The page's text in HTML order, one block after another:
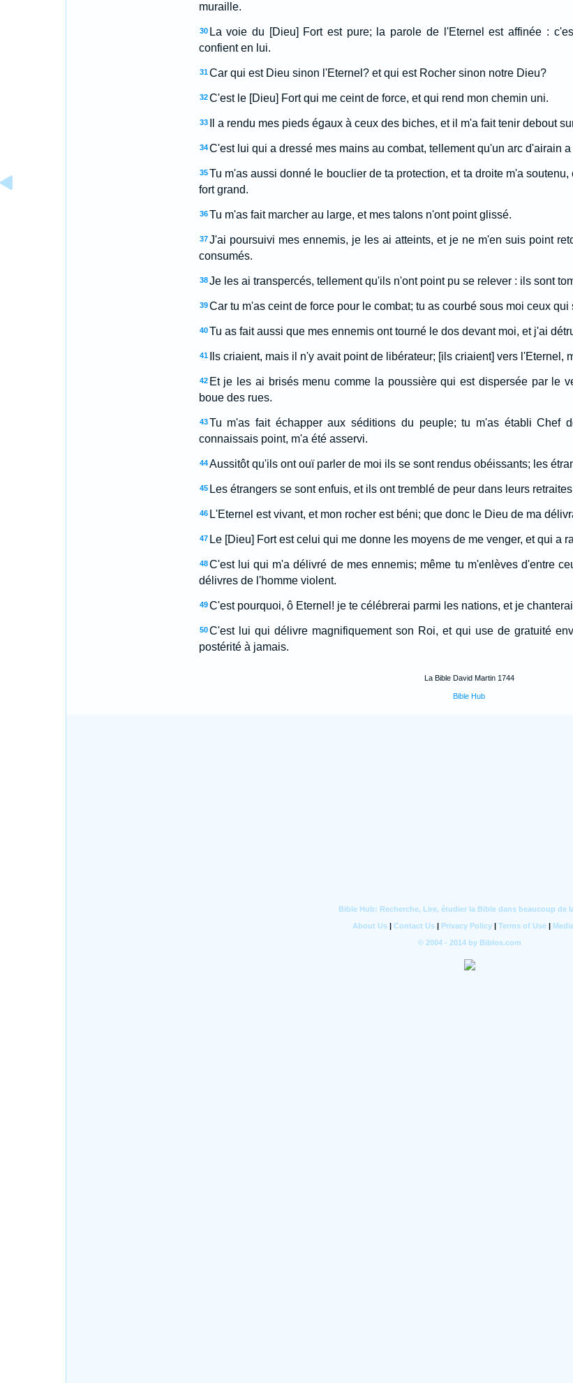
muraille.
30 La voie du [Dieu] Fort est pure; la parole de l'Eternel est affinée :
confient en lui.
31 Car qui est Dieu sinon l'Eternel? et qui est Rocher sinon notre Dieu?
32 C'est le [Dieu] Fort qui me ceint de force, et qui rend mon chemin uni.
33 Il a rendu mes pieds égaux à ceux des biches, et il m'a fait tenir debout
34 C'est lui qui a dressé mes mains au combat, tellement qu'un arc d'airain
35 Tu m'as aussi donné le bouclier de ta protection, et ta droite m'a
fort grand.
36 Tu m'as fait marcher au large, et mes talons n'ont point glissé.
37 J'ai poursuivi mes ennemis, je les ai atteints, et je ne m'en suis point
consumés.
38 Je les ai transpercés, tellement qu'ils n'ont point pu se relever : ils sont
39 Car tu m'as ceint de force pour le combat; tu as courbé sous moi ceux
40 Tu as fait aussi que mes ennemis ont tourné le dos devant moi, et j'ai
41 Ils criaient, mais il n'y avait point de libérateur; [ils criaient] vers l'Eternel,
42 Et je les ai brisés menu comme la poussière qui est dispersée par le
boue des rues.
43 Tu m'as fait échapper aux séditions du peuple; tu m'as établi Chef
connaissais point, m'a été asservi.
44 Aussitôt qu'ils ont ouï parler de moi ils se sont rendus obéissants; les
45 Les étrangers se sont enfuis, et ils ont tremblé de peur dans leurs
46 L'Eternel est vivant, et mon rocher est béni; que donc le Dieu de ma
47 Le [Dieu] Fort est celui qui me donne les moyens de me venger, et qui a
48 C'est lui qui m'a délivré de mes ennemis; même tu m'enlèves d'entre
délivres de l'homme violent.
49 C'est pourquoi, ô Eternel! je te célébrerai parmi les nations, et je
50 C'est lui qui délivre magnifiquement son Roi, et qui use de gratuité
postérité à jamais.
La Bible David Martin 1744
Bible Hub